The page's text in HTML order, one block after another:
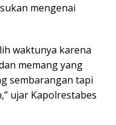
mengenai
waktunya karena
memang yang
sembarangan tapi
ujar Kapolrestabes